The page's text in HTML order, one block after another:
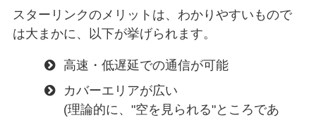
スターリンクのメリットは、わかりやすいもので
は大まかに、以下が挙げられます。
高速・低遅延での通信が可能
カバーエリアが広い
(理論的に、"空を見られる"ところであ